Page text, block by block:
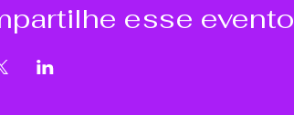
esse evento